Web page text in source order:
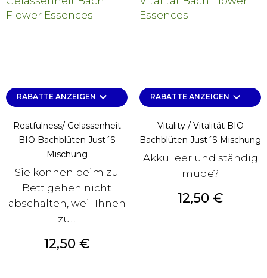
RABATTE ANZEIGEN keyboard_arrow_down
Restfulness/ Gelassenheit
BIO Bachblüten Just´s
Mischung
Sie können beim zu
Bett gehen nicht
abschalten, weil Ihnen
zu...
Preis
12,50 €
RABATTE ANZEIGEN keyboard_arrow_down
Vitality / Vitalität BIO
Bachblüten Just´s Mischung
Akku leer und ständig
müde?
Preis
12,50 €